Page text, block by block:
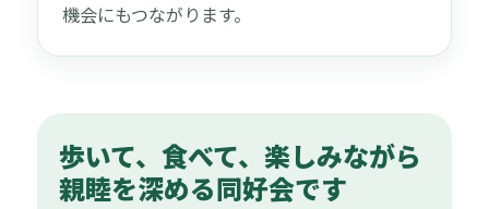
機会にもつながります。
歩いて、食べて、楽しみながら
親睦を深める同好会です